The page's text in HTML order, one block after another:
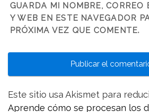
GUARDA MI NOMBRE, CORREO
Y WEB EN ESTE NAVEGADOR
PRÓXIMA VEZ QUE COMENTE.
Este sitio usa Akismet para
Aprende cómo se procesan los